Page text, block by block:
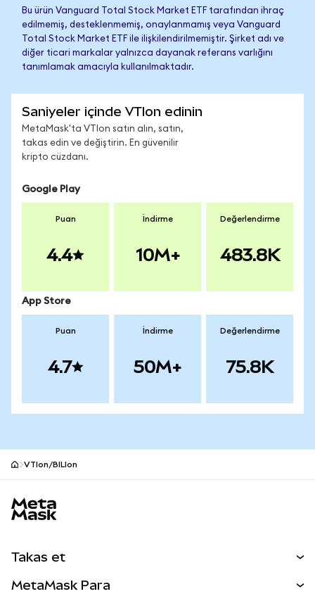
Bu ürün Vanguard Total Stock Market ETF tarafından ihraç
edilmemiş, desteklenmemiş, onaylanmamış veya Vanguard
Total Stock Market ETF ile ilişkilendirilmemiştir. Şirket adı ve
diğer ticari markalar yalnızca dayanak referans varlığını
tanımlamak amacıyla kullanılmaktadır.
Saniyeler içinde VTIon edinin
MetaMask'ta VTIon satın alın, satın,
takas edin ve değiştirin. En güvenilir
kripto cüzdanı.
Google Play
Puan
4.4
İndirme
10M+
Değerlendirme
483.8K
App Store
Puan
4.7
İndirme
50M+
Değerlendirme
75.8K
VTIon/BILIon
Takas et
MetaMask Para